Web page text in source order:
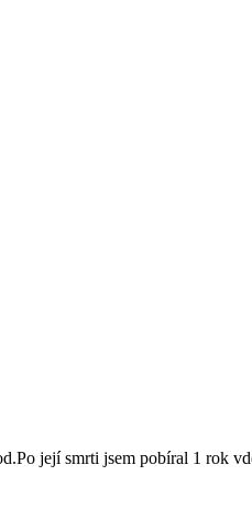
její smrti jsem pobíral 1 rok